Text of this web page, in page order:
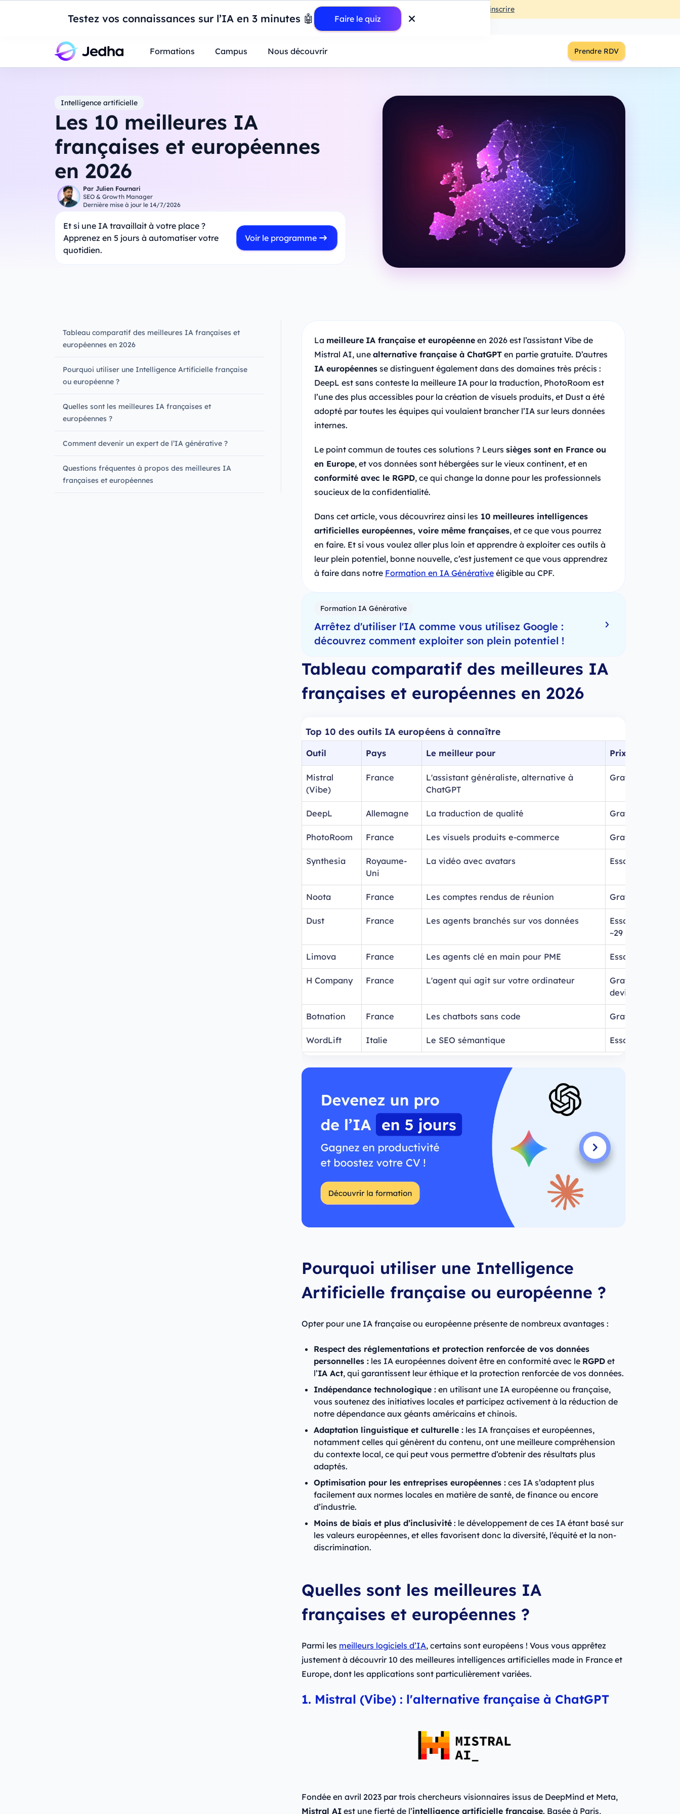
Testez vos connaissances sur l’IA en 3 minutes 🤖 Faire le quiz
Introduction à Power BI : construisez votre premier dashboard de A à Z
S'inscrire
Formations Campus Nous découvrir Prendre RDV
Intelligence artificielle
Les 10 meilleures IA
françaises et européennes
en 2026
Par Julien Fournari
SEO & Growth Manager
Dernière mise à jour le 14/7/2026
Et si une IA travaillait à votre place ?
Apprenez en 5 jours à automatiser votre
quotidien.
Voir le programme
Tableau comparatif des meilleures IA françaises et
européennes en 2026
Pourquoi utiliser une Intelligence Artificielle française
ou européenne ?
Quelles sont les meilleures IA françaises et
européennes ?
Comment devenir un expert de l’IA générative ?
Questions fréquentes à propos des meilleures IA
françaises et européennes
La meilleure IA française et européenneen 2026 est l’assistant Vibe de
Mistral AI, une alternative française à ChatGPTen partie gratuite. D’autres
IA européennesse distinguent également dans des domaines très précis :
DeepL est sans conteste la meilleure IA pour la traduction, PhotoRoom est
l’une des plus accessibles pour la création de visuels produits, et Dust a été
adopté par toutes les équipes qui voulaient brancher l’IA sur leurs données
internes.
Le point commun de toutes ces solutions ? Leurs sièges sont en France ou
en Europe, et vos données sont hébergées sur le vieux continent, et en
conformité avec le RGPD, ce qui change la donne pour les professionnels
soucieux de la confidentialité.
Dans cet article, vous découvrirez ainsi les 10 meilleures intelligences
artificielles européennes, voire même françaises, et ce que vous pourrez
en faire. Et si vous voulez aller plus loin et apprendre à exploiter ces outils à
leur plein potentiel, bonne nouvelle, c’est justement ce que vous apprendrez
à faire dans notre Formation en IA Générativeéligible au CPF.
Formation IA Générative
Arrêtez d'utiliser l'IA comme vous utilisez Google :
découvrez comment exploiter son plein potentiel !
Tableau comparatif des meilleures IA
françaises et européennes en 2026
Top 10 des outils IA européens à connaître
Outil Pays Le meilleur pour Prix
Mistral
(Vibe)
France
L'assistant généraliste, alternative à
ChatGPT
Gratuit + Pro
DeepL Allemagne La traduction de qualité Gratuit + dès ~9
PhotoRoom France Les visuels produits e-commerce Gratuit + Pro
Synthesia
Royaume-
Uni
La vidéo avec avatars Essai puis dès
Noota France Les comptes rendus de réunion Gratuit + Pro
Dust France Les agents branchés sur vos données
Essai puis dès
~29 €/mois/
Limova France Les agents clé en main pour PME Essai 7 j puis
H Company France L'agent qui agit sur votre ordinateur
Gratuit en bêta,
devis
Botnation France Les chatbots sans code Gratuit puis dès
WordLift Italie Le SEO sémantique Essai puis dès
Pourquoi utiliser une Intelligence
Artificielle française ou européenne ?
Opter pour une IA française ou européenne présente de nombreux avantages :
Respect des réglementations et protection renforcée de vos données
personnelles :les IA européennes doivent être en conformité avec le RGPDet
l’IA Act, qui garantissent leur éthique et la protection renforcée de vos données.
Indépendance technologique :en utilisant une IA européenne ou française,
vous soutenez des initiatives locales et participez activement à la réduction de
notre dépendance aux géants américains et chinois.
Adaptation linguistique et culturelle :les IA françaises et européennes,
notamment celles qui génèrent du contenu, ont une meilleure compréhension
du contexte local, ce qui peut vous permettre d’obtenir des résultats plus
adaptés.
Optimisation pour les entreprises européennes :ces IA s’adaptent plus
facilement aux normes locales en matière de santé, de finance ou encore
d’industrie.
Moins de biais et plus d’inclusivité: le développement de ces IA étant basé sur
les valeurs européennes, et elles favorisent donc la diversité, l’équité et la non-
discrimination.
Quelles sont les meilleures IA
françaises et européennes ?
Parmi les meilleurs logiciels d’IA, certains sont européens ! Vous vous apprêtez
justement à découvrir 10 des meilleures intelligences artificielles made in France et
Europe, dont les applications sont particulièrement variées.
1. Mistral (Vibe) : l'alternative française à ChatGPT
Fondée en avril 2023 par trois chercheurs visionnaires issus de DeepMind et Meta,
Mistral AIest une fierté de l’intelligence artificielle française. Basée à Paris,